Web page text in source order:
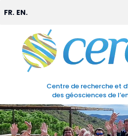
Centre de recherche et
des géosciences de
FR. EN.